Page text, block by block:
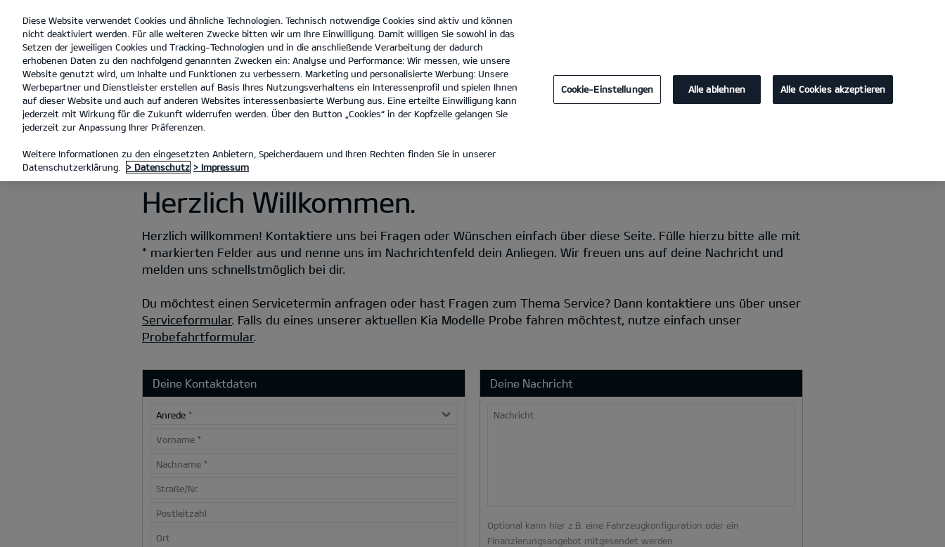
open
menu
Autohaus Meures GmbH Tel. :
KONTAKT
KONTAKT
Herzlich Willkommen.
Herzlich willkommen! Kontaktiere uns bei Fragen oder Wünschen einfach über diese Seite. Fülle hierzu bitte alle mit
* markierten Felder aus und nenne uns im Nachrichtenfeld dein Anliegen. Wir freuen uns auf deine Nachricht und
melden uns schnellstmöglich bei dir.
Du möchtest einen Servicetermin anfragen oder hast Fragen zum Thema Service? Dann kontaktiere uns über unser
Serviceformular. Falls du eines unserer aktuellen Kia Modelle Probe fahren möchtest, nutze einfach unser
Probefahrtformular.
Deine Kontaktdaten
Anrede *
Vorname *
Nachname *
Straße/Nr.
Postleitzahl
Ort
Deine Nachricht
Nachricht
Optional kann hier z.B. eine Fahrzeugkonfiguration oder ein
Finanzierungsangebot mitgesendet werden.
Diese Website verwendet Cookies und ähnliche Technologien. Technisch notwendige Cookies sind aktiv und können
nicht deaktiviert werden. Für alle weiteren Zwecke bitten wir um Ihre Einwilligung. Damit willigen Sie sowohl in das
Setzen der jeweiligen Cookies und Tracking-Technologien und in die anschließende Verarbeitung der dadurch
erhobenen Daten zu den nachfolgend genannten Zwecken ein: Analyse und Performance: Wir messen, wie unsere
Website genutzt wird, um Inhalte und Funktionen zu verbessern. Marketing und personalisierte Werbung: Unsere
Werbepartner und Dienstleister erstellen auf Basis Ihres Nutzungsverhaltens ein Interessenprofil und spielen Ihnen
auf dieser Website und auch auf anderen Websites interessenbasierte Werbung aus. Eine erteilte Einwilligung kann
jederzeit mit Wirkung für die Zukunft widerrufen werden. Über den Button „Cookies“ in der Kopfzeile gelangen Sie
jederzeit zur Anpassung Ihrer Präferenzen.
Weitere Informationen zu den eingesetzten Anbietern, Speicherdauern und Ihren Rechten finden Sie in unserer
Datenschutzerklärung.
> Datenschutz > Impressum
Cookie-Einstellungen Alle ablehnen Alle Cookies akzeptieren